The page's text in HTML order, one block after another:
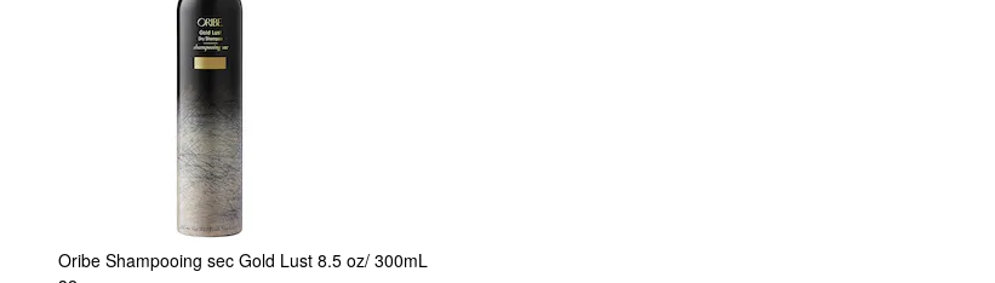
Oribe Shampooing sec Gold Lust 8.5 oz/ 300mL